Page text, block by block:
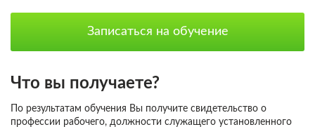
Записаться на обучение
Что вы получаете?
По результатам обучения Вы получите свидетельство о
профессии рабочего, должности служащего установленного